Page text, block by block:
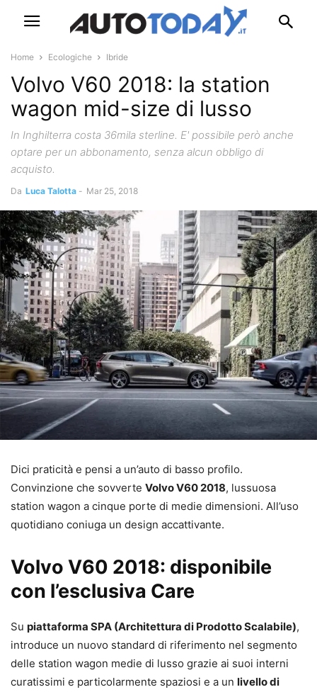
Home Ecologiche Ibride
Volvo V60 2018: la station
wagon mid-size di lusso
In Inghilterra costa 36mila sterline. E' possibile però anche
optare per un abbonamento, senza alcun obbligo di
acquisto.
Da Luca Talotta - Mar 25, 2018
Dici praticità e pensi a un’auto di basso profilo.
Convinzione che sovverte Volvo V60 2018, lussuosa
station wagon a cinque porte di medie dimensioni. All’uso
quotidiano coniuga un design accattivante.
Volvo V60 2018: disponibile
con l’esclusiva Care
Su piattaforma SPA (Architettura di Prodotto Scalabile),
introduce un nuovo standard di riferimento nel segmento
delle station wagon medie di lusso grazie ai suoi interni
curatissimi e particolarmente spaziosi e a un livello di